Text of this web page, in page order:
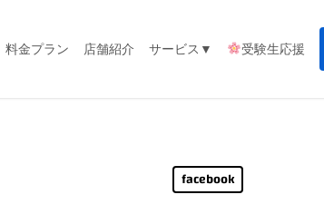
料金プラン 店舗紹介 サービス▼ 受験生応援
facebook